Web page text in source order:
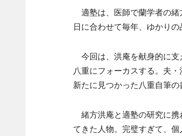
適塾は、医師で蘭学者の緒
日に合わせて毎年、ゆかりの
今回は、洪庵を献身的に支
八重にフォーカスする。夫
新たに見つかった八重自筆の
緒方洪庵と適塾の研究に携
てきた人物。完璧すぎて、